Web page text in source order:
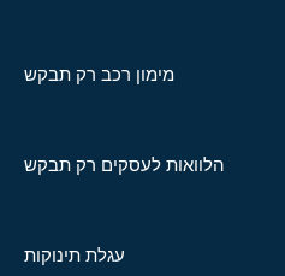
מימון רכב רק תבקש
הלוואות לעסקים רק תבקש
עגלת תינוקות